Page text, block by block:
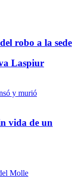
robo a la sede
Laspiur
vida de un